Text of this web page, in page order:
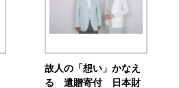
故人の「想い」かなえ
る 遺贈寄付 日本財